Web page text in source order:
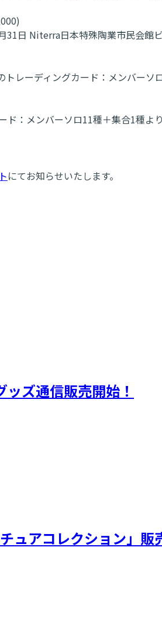
日 Niterra日本特殊陶業市民会館
レーディングカード：メンバー
ド：メンバーソロ11種＋集合1種
にてお知らせいたします。
ズ通信販売開始！
ュアコレクション」販